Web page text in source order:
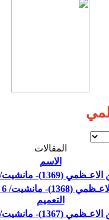
المقالات
الاسم
مانشيت/ 7 خاتمة البحث
التعميم
4 التأثر والتأثير